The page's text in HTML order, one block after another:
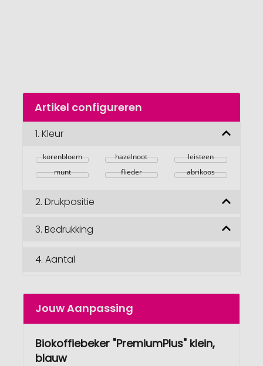
Naar
begin
afbeeldingengalerij
Artikel configureren
1. Kleur
korenbloem hazelnoot
leisteen
munt
flieder abrikoos
2. Drukpositie
3. Bedrukking
4. Aantal
Jouw Aanpassing
Biokoffiebeker "PremiumPlus" klein,
blauw